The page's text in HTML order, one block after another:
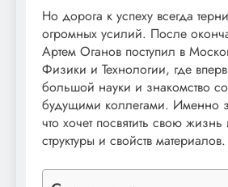
Но дорога к успеху всегда
огромных усилий. После
Артем Оганов поступил в
Физики и Технологии, где
большой науки и знакомство
будущими коллегами. Именно
что хочет посвятить свою
структуры и свойств материалов.